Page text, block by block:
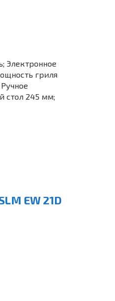
Электронное
гриля
стол 245 мм;
EW 21D